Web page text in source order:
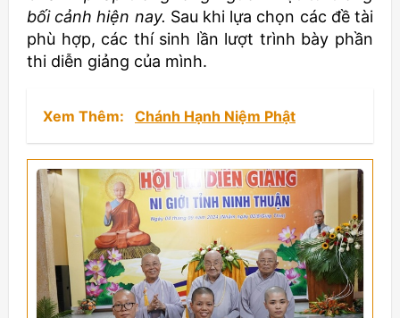
bối cảnh hiện nay. Sau khi lựa chọn các đề tài
phù hợp, các thí sinh lần lượt trình bày phần
thi diễn giảng của mình.
Xem Thêm: Chánh Hạnh Niệm Phật